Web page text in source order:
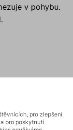
v pohybu.
pro zlepšení
pro poskytnutí